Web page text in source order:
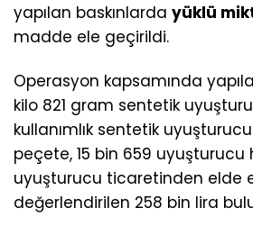
yapılan baskınlarda yüklü
madde ele geçirildi.
Operasyon kapsamında
kilo 821 gram sentetik
kullanımlık sentetik
peçete, 15 bin 659 uyuşturucu
uyuşturucu ticaretinden elde
değerlendirilen 258 bin lira